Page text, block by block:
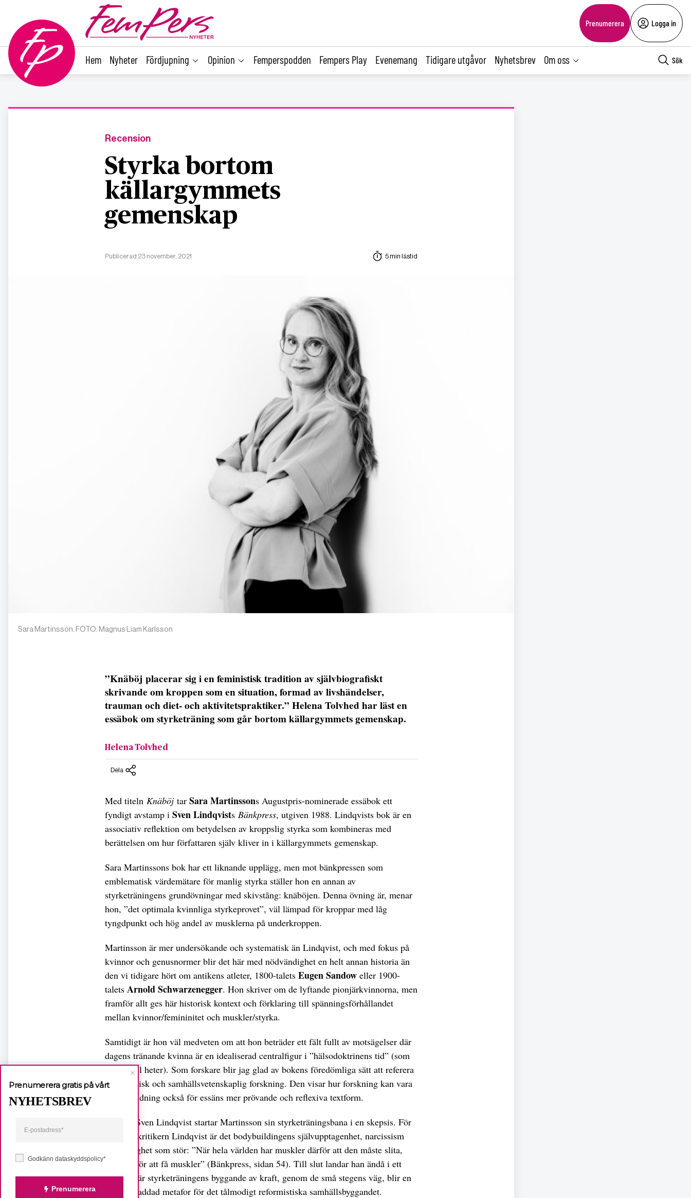
Prenumerera Logga in
Hem Nyheter Fördjupning Opinion Femperspodden Fempers Play Evenemang Tidigare utgåvor Nyhetsbrev Om oss Sök
Recension
Styrka bortom
källargymmets
gemenskap
Publicerad 23 november, 2021 5 min lästid
Sara Martinsson. FOTO: Magnus Liam Karlsson
”Knäböj placerar sig i en feministisk tradition av självbiografiskt
skrivande om kroppen som en situation, formad av livshändelser,
trauman och diet- och aktivitetspraktiker.” Helena Tolvhed har läst en
essäbok om styrketräning som går bortom källargymmets gemenskap.
Helena Tolvhed
Dela
Med titeln Knäböjtar Sara Martinssons Augustpris-nominerade essäbok ett
fyndigt avstamp i Sven Lindqvists Bänkpress, utgiven 1988. Lindqvists bok är en
associativ reflektion om betydelsen av kroppslig styrka som kombineras med
berättelsen om hur författaren själv kliver in i källargymmets gemenskap.
Sara Martinssons bok har ett liknande upplägg, men mot bänkpressen som
emblematisk värdemätare för manlig styrka ställer hon en annan av
styrketräningens grundövningar med skivstång: knäböjen. Denna övning är, menar
hon, ”det optimala kvinnliga styrkeprovet”, väl lämpad för kroppar med låg
tyngdpunkt och hög andel av musklerna på underkroppen.
Martinsson är mer undersökande och systematisk än Lindqvist, och med fokus på
kvinnor och genusnormer blir det här med nödvändighet en helt annan historia än
den vi tidigare hört om antikens atleter, 1800-talets Eugen Sandow eller 1900-
talets Arnold Schwarzenegger. Hon skriver om de lyftande pionjärkvinnorna, men
framför allt ges här historisk kontext och förklaring till spänningsförhållandet
mellan kvinnor/femininitet och muskler/styrka.
Samtidigt är hon väl medveten om att hon beträder ett fält fullt av motsägelser där
dagens tränande kvinna är en idealiserad centralfigur i ”hälsodoktrinens tid” (som
ett kapitel heter). Som forskare blir jag glad av bokens föredömliga sätt att referera
till historisk och samhällsvetenskaplig forskning. Den visar hur forskning kan vara
till användning också för essäns mer prövande och reflexiva textform.
Liksom Sven Lindqvist startar Martinsson sin styrketräningsbana i en skepsis. För
samhällskritikern Lindqvist är det bodybuildingens självupptagenhet, narcissism
och futtighet som stör: ”När hela världen har muskler därför att den måste slita,
sliter vi för att få muskler” (Bänkpress, sidan 54). Till slut landar han ändå i ett
synsätt där styrketräningens byggande av kraft, genom de små stegens väg, blir en
positivt laddad metafor för det tålmodigt reformistiska samhällsbyggandet.
Godkänn dataskyddspolicy*
Prenumerera
Prenumerera gratis på vårt
NYHETSBREV